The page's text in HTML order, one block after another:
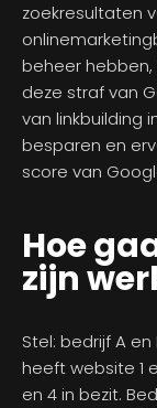
zoekresultaten
beheer hebben,
deze straf van
van linkbuilding
besparen en
score van
Hoe
zijn
Stel: bedrijf A en
heeft website 1
en 4 in bezit.